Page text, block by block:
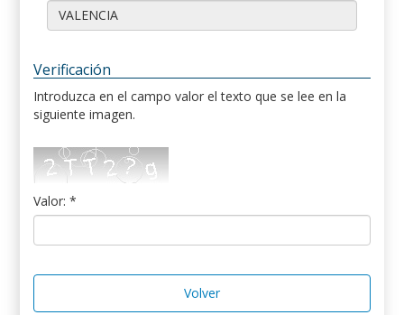
Verificación
Introduzca en el campo valor el texto que se lee en la
siguiente imagen.
Valor: *
Volver